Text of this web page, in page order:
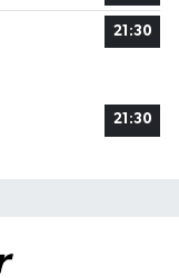
21:30
21:30